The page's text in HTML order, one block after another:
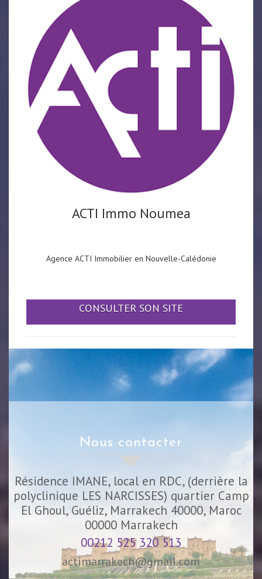
ACTI Immo Noumea
Agence ACTI Immobilier en Nouvelle-Calédonie
CONSULTER SON SITE
nous contacter
Résidence IMANE, local en RDC, (derrière la
polyclinique LES NARCISSES) quartier Camp
El Ghoul, Guéliz, Marrakech 40000, Maroc
00000 Marrakech
00212 525 320 513
actimarrakech@gmail.com